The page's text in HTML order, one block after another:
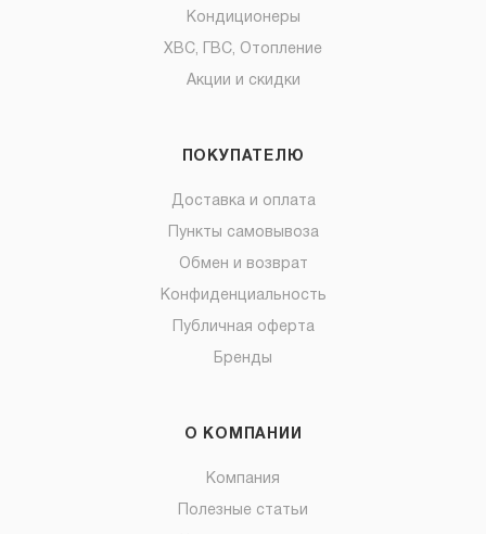
Кондиционеры
ХВС, ГВС, Отопление
Акции и скидки
ПОКУПАТЕЛЮ
Доставка и оплата
Пункты самовывоза
Обмен и возврат
Конфиденциальность
Публичная оферта
Бренды
О КОМПАНИИ
Компания
Полезные статьи